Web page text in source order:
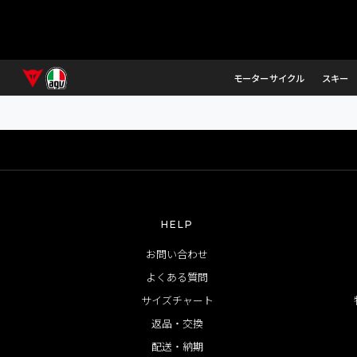
モーターサイクル スキー
誠に恐れ入りますが
HELP
お問い合わせ
よくある質問
サイズチャート
返品・交換
配送・納期